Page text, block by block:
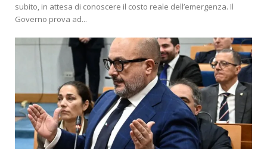
subito, in attesa di conoscere il costo reale dell’emergenza. Il
Governo prova ad...